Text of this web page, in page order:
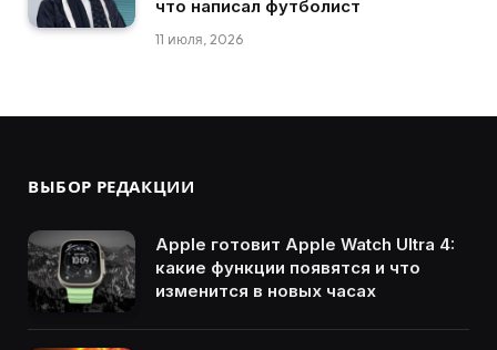
что написал футболист
11 июля, 2026
ВЫБОР РЕДАКЦИИ
Apple готовит Apple Watch Ultra 4:
какие функции появятся и что
изменится в новых часах